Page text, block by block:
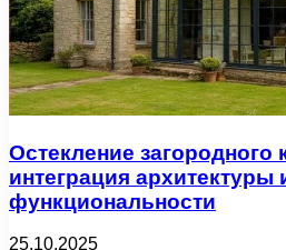
Остекление загородного
интеграция архитектуры
функциональности
25.10.2025